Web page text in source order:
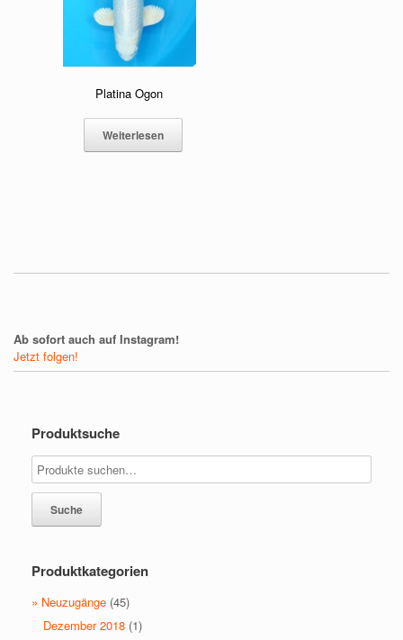
Platina Ogon
Weiterlesen
Ab sofort auch auf Instagram!
Jetzt folgen!
Produktsuche
Suche
Produktkategorien
» Neuzugänge (45)
Dezember 2018 (1)